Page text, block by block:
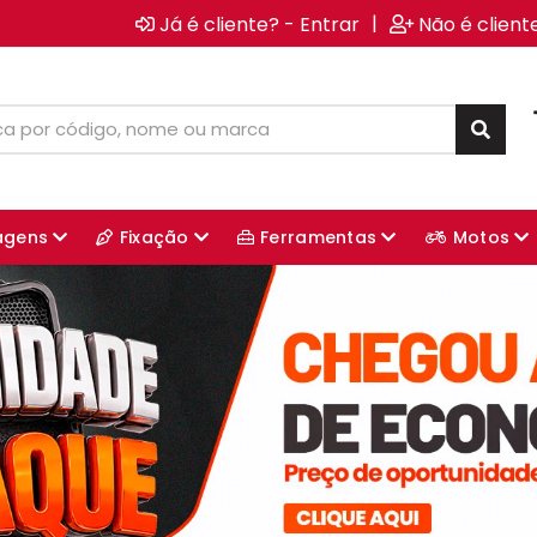
Já é cliente? - Entrar | Não é
Fixação Ferramentas Motos